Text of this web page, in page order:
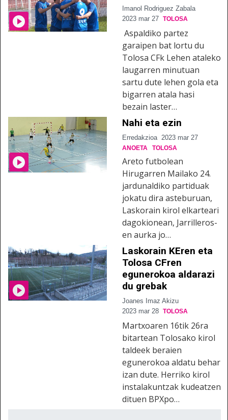
Imanol Rodriguez Zabala
2023 mar 27 TOLOSA
Aspaldiko partez
garaipen bat lortu du
Tolosa CFk Lehen ataleko
laugarren minutuan
sartu dute lehen gola eta
bigarren atala hasi
bezain laster…
Nahi eta ezin
Erredakzioa 2023 mar 27
ANOETA TOLOSA
Areto futbolean
Hirugarren Mailako 24.
jardunaldiko partiduak
jokatu dira asteburuan,
Laskorain kirol elkarteari
dagokionean, Jarrilleros-
en aurka jo…
Laskorain KEren eta
Tolosa CFren
egunerokoa aldarazi
du grebak
Joanes Imaz Akizu
2023 mar 28 TOLOSA
Martxoaren 16tik 26ra
bitartean Tolosako kirol
taldeek beraien
egunerokoa aldatu behar
izan dute. Herriko kirol
instalakuntzak kudeatzen
dituen BPXpo…